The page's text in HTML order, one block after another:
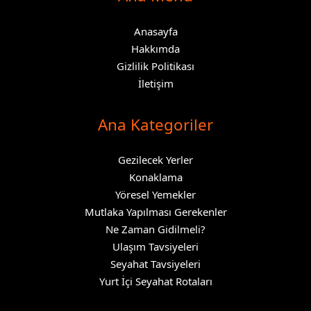
Anasayfa
Hakkımda
Gizlilik Politikası
İletişim
Ana Kategoriler
Gezilecek Yerler
Konaklama
Yöresel Yemekler
Mutlaka Yapılması Gerekenler
Ne Zaman Gidilmeli?
Ulaşım Tavsiyeleri
Seyahat Tavsiyeleri
Yurt İçi Seyahat Rotaları